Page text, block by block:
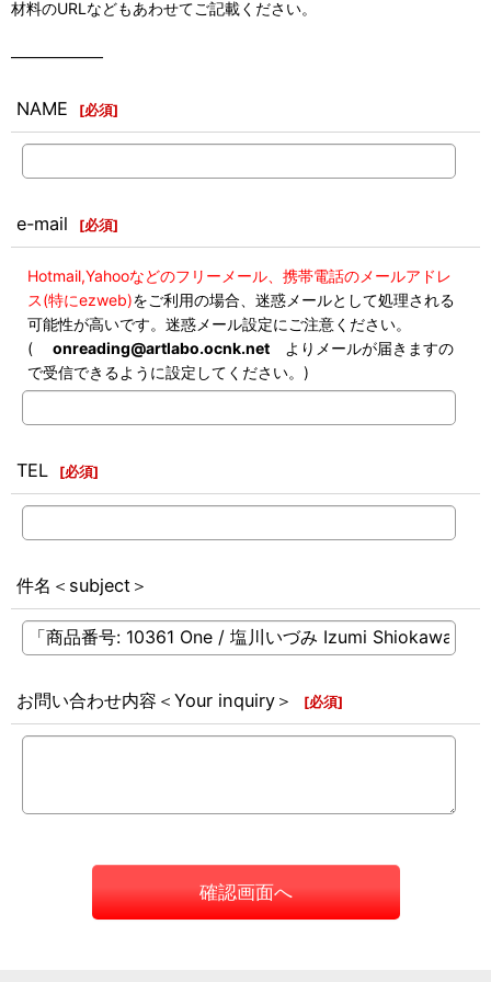
材料のURLなどもあわせてご記載ください。
――――――
NAME [必須]
e-mail [必須]
Hotmail,Yahooなどのフリーメール、携帯電話のメールアドレ
ス(特にezweb)をご利用の場合、迷惑メールとして処理される
可能性が高いです。迷惑メール設定にご注意ください。
( onreading@artlabo.ocnk.net よりメールが届きますの
で受信できるように設定してください。)
TEL [必須]
件名＜subject＞
お問い合わせ内容＜Your inquiry＞ [必須]
確認画面へ